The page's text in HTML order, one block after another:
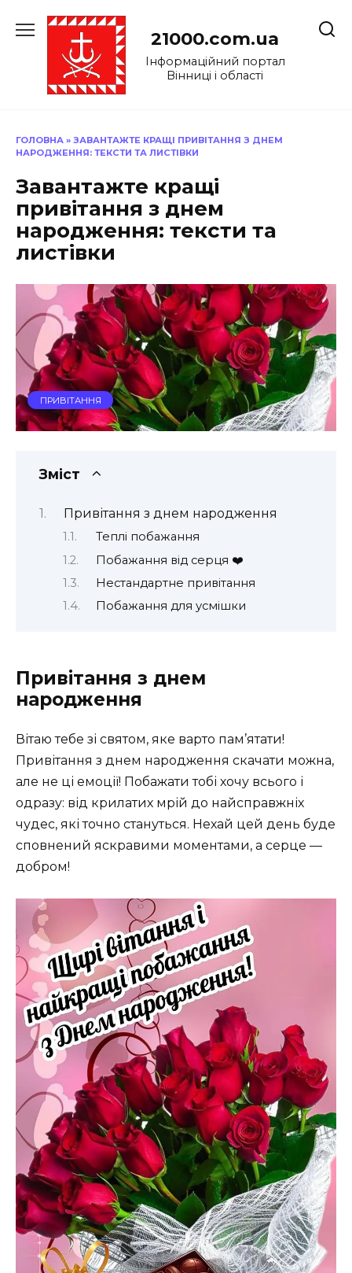
до
21000.com.ua
Інформаційний портал
Вінниці і області
ГОЛОВНА » ЗАВАНТАЖТЕ КРАЩІ ПРИВІТАННЯ З ДНЕМ
НАРОДЖЕННЯ: ТЕКСТИ ТА ЛИСТІВКИ
Завантажте кращі
привітання з днем
народження: тексти та
листівки
ПРИВІТАННЯ
Зміст
Привітання з днем народження
Теплі побажання
Побажання від серця ❤️
Нестандартне привітання
Побажання для усмішки
Привітання з днем
народження
Вітаю тебе зі святом, яке варто пам’ятати!
Привітання з днем народження скачати можна,
але не ці емоції! Побажати тобі хочу всього і
одразу: від крилатих мрій до найсправжніх
чудес, які точно стануться. Нехай цей день буде
сповнений яскравими моментами, а серце —
добром!